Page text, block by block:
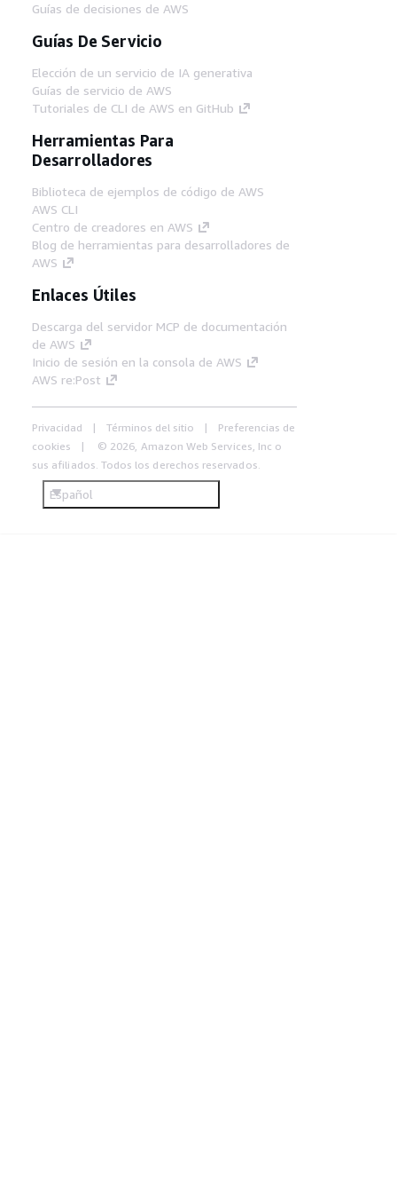
Guías de decisiones de AWS
Guías De Servicio
Elección de un servicio de IA generativa
Guías de servicio de AWS
Tutoriales de CLI de AWS en GitHub
Herramientas Para
Desarrolladores
Biblioteca de ejemplos de código de AWS
AWS CLI
Centro de creadores en AWS
Blog de herramientas para desarrolladores de
AWS
Enlaces Útiles
Descarga del servidor MCP de documentación
de AWS
Inicio de sesión en la consola de AWS
AWS re:Post
Privacidad Términos del sitio
Preferencias de
cookies
© 2026, Amazon Web Services, Inc o
sus afiliados. Todos los derechos reservados.
Español